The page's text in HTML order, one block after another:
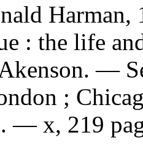
Harman,
: the life
—
;
— x, 219